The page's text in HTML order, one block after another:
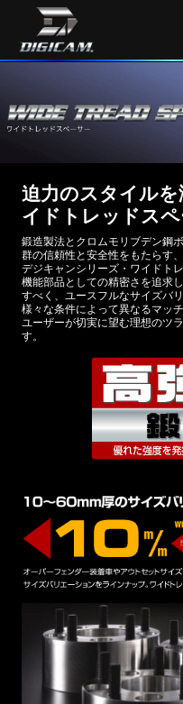
ワイドトレッ
迫力のスタイル
イドトレッドス
鍛造製法とクロムモリブデン鋼
群の信頼性と安全性をもたらす、
デジキャンシリーズ・ワイドト
機能部品としての精密さを追求
すべく、ユースフルなサイズバリ
様々な条件によって異なるマッ
ユーザーが切実に望む理想のツ
す。